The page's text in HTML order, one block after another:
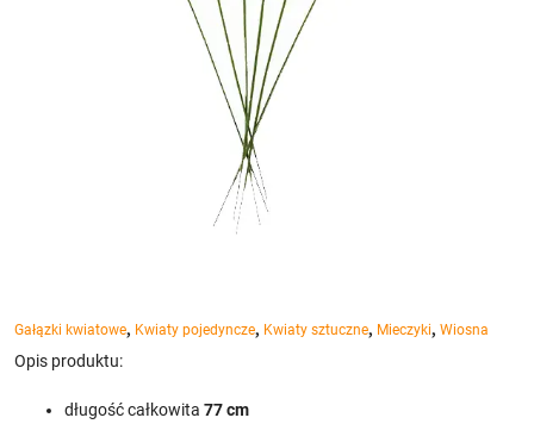
Gałązki kwiatowe, Kwiaty pojedyncze, Kwiaty sztuczne, Mieczyki, Wiosna
Opis produktu:
długość całkowita 77 cm